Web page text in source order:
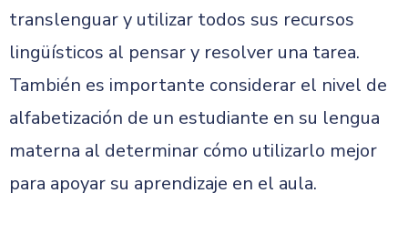
translenguar y utilizar todos sus recursos
lingüísticos al pensar y resolver una tarea.
También es importante considerar el nivel de
alfabetización de un estudiante en su lengua
materna al determinar cómo utilizarlo mejor
para apoyar su aprendizaje en el aula.